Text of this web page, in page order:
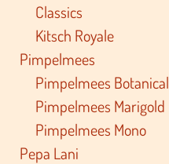
Classics
Kitsch Royale
Pimpelmees
Pimpelmees Botanical
Pimpelmees Marigold
Pimpelmees Mono
Pepa Lani